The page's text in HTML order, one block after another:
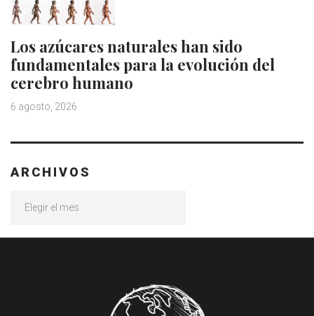
Los azúcares naturales han sido
fundamentales para la evolución del
cerebro humano
6 agosto, 2026
ARCHIVOS